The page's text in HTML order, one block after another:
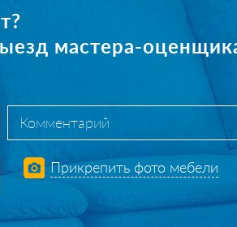
мастера-
Прикрепить фото мебели